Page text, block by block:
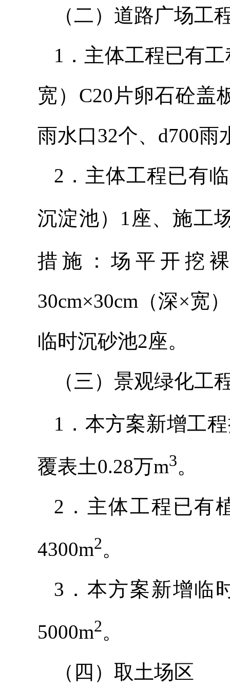
（二）道路广场工
1．主体工程已有
宽）C20片卵石砼盖
雨水口32个、d700雨
2．主体工程已有
沉淀池）1座、施工
措施：场平开挖
30cm×30cm（深×宽
临时沉砂池2座。
（三）景观绿化工
1．本方案新增工
覆表土0.28万m3。
2．主体工程已有
4300m2。
3．本方案新增临
5000m2。
（四）取土场区